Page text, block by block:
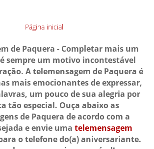
Página inicial
de Paquera - Completar mais um
sempre um motivo incontestável
A telemensagem de Paquera é
mais emocionantes de expressar,
um pouco de sua alegria por
tão especial. Ouça abaixo as
de Paquera de acordo com a
e envie uma telemensagem
o telefone do(a) aniversariante.